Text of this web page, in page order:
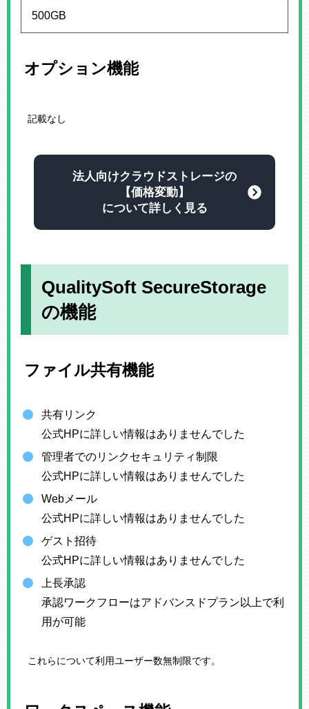
500GB
オプション機能
記載なし
法人向けクラウドストレージの
【価格変動】
について詳しく見る
QualitySoft SecureStorage
の機能
ファイル共有機能
共有リンク
公式HPに詳しい情報はありませんでした
管理者でのリンクセキュリティ制限
公式HPに詳しい情報はありませんでした
Webメール
公式HPに詳しい情報はありませんでした
ゲスト招待
公式HPに詳しい情報はありませんでした
上長承認
承認ワークフローはアドバンスドプラン以上で利
用が可能
これらについて利用ユーザー数無制限です。